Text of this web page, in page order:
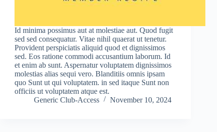
Id minima possimus aut at molestiae aut. Quod fugit
sed sed consequatur. Vitae nihil quaerat ut tenetur.
Provident perspiciatis aliquid quod et dignissimos
sed. Eos ratione commodi accusantium laborum. Id
et enim ab sunt. Aspernatur voluptatem dignissimos
molestias alias sequi vero. Blanditiis omnis ipsam
quo Sunt ut qui voluptatem. in sed itaque Sunt non
officiis ut voluptatem atque est.
Generic Club-Access
November 10, 2024